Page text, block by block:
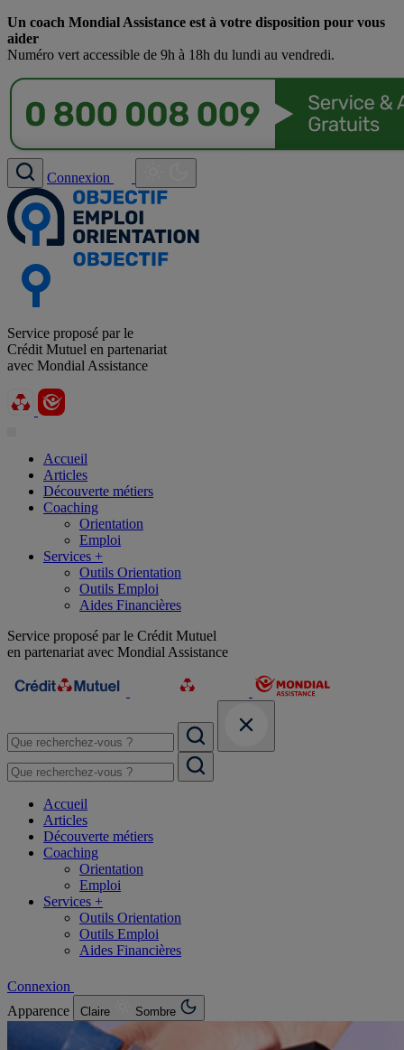
Un coach Mondial Assistance est à votre disposition pour vous
aider
Numéro vert accessible de 9h à 18h du lundi au vendredi.
Connexion
Service proposé par le
Crédit Mutuel en partenariat
avec Mondial Assistance
Accueil
Articles
Découverte métiers
Coaching
Orientation
Emploi
Services +
Outils Orientation
Outils Emploi
Aides Financières
Service proposé par le Crédit Mutuel
en partenariat avec Mondial Assistance
Accueil
Articles
Découverte métiers
Coaching
Orientation
Emploi
Services +
Outils Orientation
Outils Emploi
Aides Financières
Connexion
Apparence
Claire Sombre